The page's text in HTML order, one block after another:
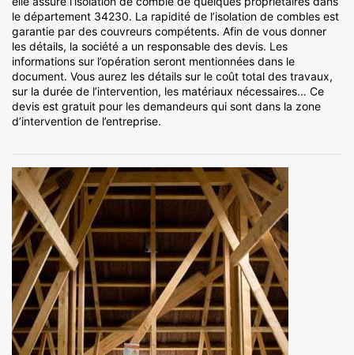
le département 34230. La rapidité de l’isolation de combles est
garantie par des couvreurs compétents. Afin de vous donner
les détails, la société a un responsable des devis. Les
informations sur l’opération seront mentionnées dans le
document. Vous aurez les détails sur le coût total des travaux,
sur la durée de l’intervention, les matériaux nécessaires… Ce
devis est gratuit pour les demandeurs qui sont dans la zone
d’intervention de l’entreprise.